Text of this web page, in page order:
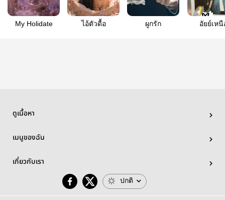
My Holidate ไอ้ตัวดื้อ ผูกรัก อัยย์เหนื
ดูเนื้อหา
เมนูของฉัน
เกี่ยวกับเรา
ปกติ